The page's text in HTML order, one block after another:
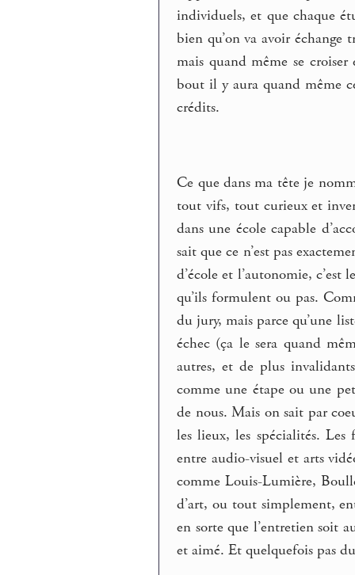
individuels, et que chaque
bien qu’on va avoir échange
mais quand même se croiser
bout il y aura quand même
crédits.
Ce que dans ma tête je
tout vifs, tout curieux et
dans une école capable
sait que ce n’est pas
d’école et l’autonomie,
qu’ils formulent ou pas.
du jury, mais parce qu’une
échec (ça le sera quand
autres, et de plus
comme une étape ou une
de nous. Mais on sait par
les lieux, les spécialités. Les
entre audio-visuel et arts
comme Louis-Lumière,
d’art, ou tout simplement,
en sorte que l’entretien soit
et aimé. Et quelquefois pas